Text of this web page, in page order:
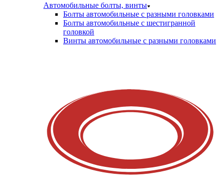
Автомобильные болты, винты
Болты автомобильные с разными головками
Болты автомобильные с шестигранной
головкой
Винты автомобильные с разными головками